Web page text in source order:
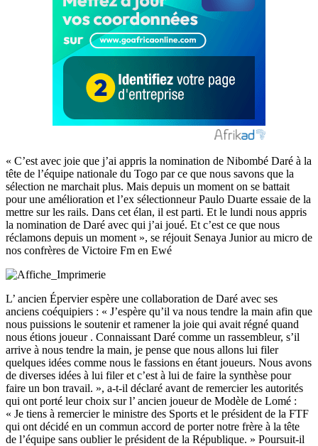
« C’est avec joie que j’ai appris la nomination de Nibombé Daré à la
tête de l’équipe nationale du Togo par ce que nous savons que la
sélection ne marchait plus. Mais depuis un moment on se battait
pour une amélioration et l’ex sélectionneur Paulo Duarte essaie de la
mettre sur les rails. Dans cet élan, il est parti. Et le lundi nous appris
la nomination de Daré avec qui j’ai joué. Et c’est ce que nous
réclamons depuis un moment », se réjouit Senaya Junior au micro de
nos confrères de Victoire Fm en Ewé
L’ ancien Épervier espère une collaboration de Daré avec ses
anciens coéquipiers : « J’espère qu’il va nous tendre la main afin que
nous puissions le soutenir et ramener la joie qui avait régné quand
nous étions joueur . Connaissant Daré comme un rassembleur, s’il
arrive à nous tendre la main, je pense que nous allons lui filer
quelques idées comme nous le fassions en étant joueurs. Nous avons
de diverses idées à lui filer et c’est à lui de faire la synthèse pour
faire un bon travail. », a-t-il déclaré avant de remercier les autorités
qui ont porté leur choix sur l’ ancien joueur de Modèle de Lomé :
« Je tiens à remercier le ministre des Sports et le président de la FTF
qui ont décidé en un commun accord de porter notre frère à la tête
de l’équipe sans oublier le président de la République. » Poursuit-il